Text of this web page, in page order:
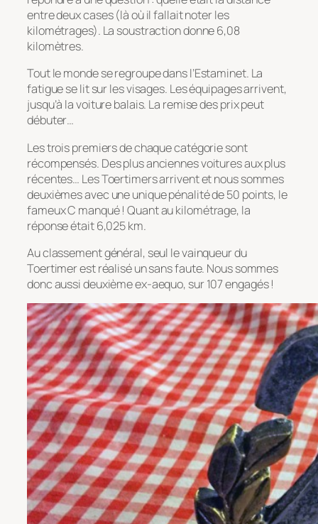
entre deux cases (là où il fallait noter les
kilométrages). La soustraction donne 6,08
kilomètres.
Tout le monde se regroupe dans l’Estaminet. La
fatigue se lit sur les visages. Les équipages arrivent,
jusqu’à la voiture balais. La remise des prix peut
débuter…
Les trois premiers de chaque catégorie sont
récompensés. Des plus anciennes voitures aux plus
récentes… Les Toertimers arrivent et nous sommes
deuxièmes avec une unique pénalité de 50 points, le
fameux C manqué ! Quant au kilométrage, la
réponse était 6,025 km.
Au classement général, seul le vainqueur du
Toertimer est réalisé un sans faute. Nous sommes
donc aussi deuxième ex-aequo, sur 107 engagés !